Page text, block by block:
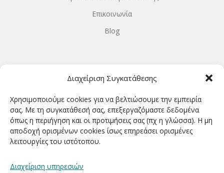
Διαχείριση Συγκατάθεσης
Χρησιμοποιούμε cookies για να βελτιώσουμε την εμπειρία
σας. Με τη συγκατάθεσή σας, επεξεργαζόμαστε δεδομένα
όπως η περιήγηση και οι προτιμήσεις σας (πχ η γλώσσα). Η μη
αποδοχή ορισμένων cookies ίσως επηρεάσει ορισμένες
λειτουργίες του ιστότοπου.
Διαχείριση υπηρεσιών
Επικοινωνία
Blog
ΤΡΙΤΗ-ΠΕΜΠΤΗ-ΠΑΡΑΣΚΕΥΗ 9.00-20.00
ΣΑΒΒΑΤΟ 9.00-15.00
ΕΓΓΡΑΦΕΊΤΕ ΓΙΑ ΝΑ ΛΑΜΒΆΝΕΤΕ ΠΡΏΤΟΙ NΈΑ &